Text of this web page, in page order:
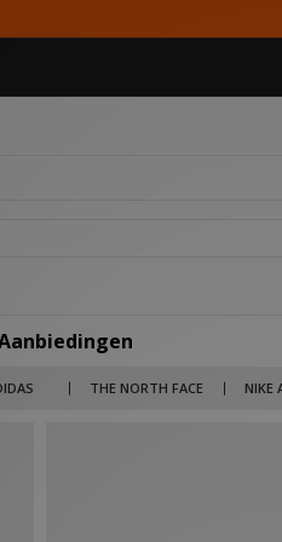
THE NORTH FACE NIKE
als Billionaire Boys Club,
en items nu in de uitverkoop met